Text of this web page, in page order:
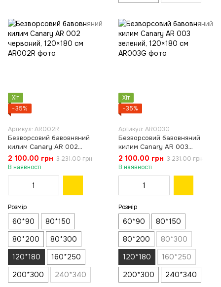
Хіт
−35%
Артикул: AR002R
Безворсовий бавовняний
килим Canary AR 002
червоний, 120×180 см
2 100.00 грн 3 231.00 грн
В наявності
Розмір
60*90
80*150
80*200
80*300
120*180
160*250
200*300
240*340
Хіт
−35%
Артикул: AR003G
Безворсовий бавовняний
килим Canary AR 003
зелений, 120×180 см
2 100.00 грн 3 231.00 грн
В наявності
Розмір
60*90
80*150
80*200
80*300
120*180
160*250
200*300
240*340